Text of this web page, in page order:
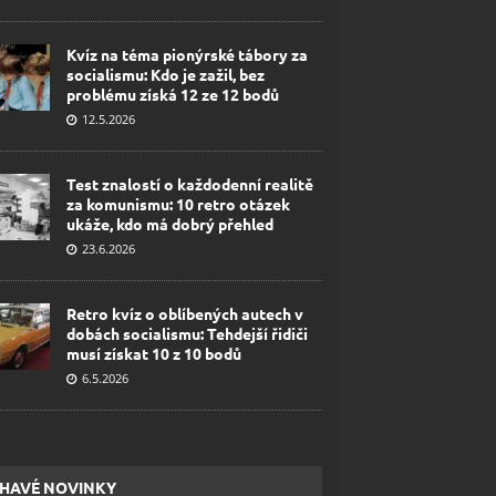
Kvíz na téma pionýrské tábory za
socialismu: Kdo je zažil, bez
problému získá 12 ze 12 bodů
12.5.2026
Test znalostí o každodenní realitě
za komunismu: 10 retro otázek
ukáže, kdo má dobrý přehled
23.6.2026
Retro kvíz o oblíbených autech v
dobách socialismu: Tehdejší řidiči
musí získat 10 z 10 bodů
6.5.2026
NOVINKY